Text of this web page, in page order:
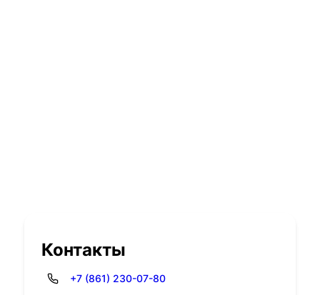
Контакты
+7 (861) 230-07-80